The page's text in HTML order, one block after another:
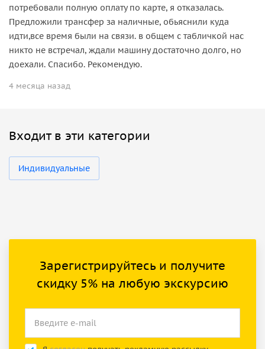
потребовали полную оплату по карте, я отказалась.
Предложили трансфер за наличные, обьяснили куда
идти,все время были на связи. в общем с табличкой нас
никто не встречал, ждали машину достаточно долго, но
доехали. Спасибо. Рекомендую.
4 месяца назад
Входит в эти категории
Индивидуальные
Зарегистрируйтесь и получите
скидку 5% на любую экскурсию